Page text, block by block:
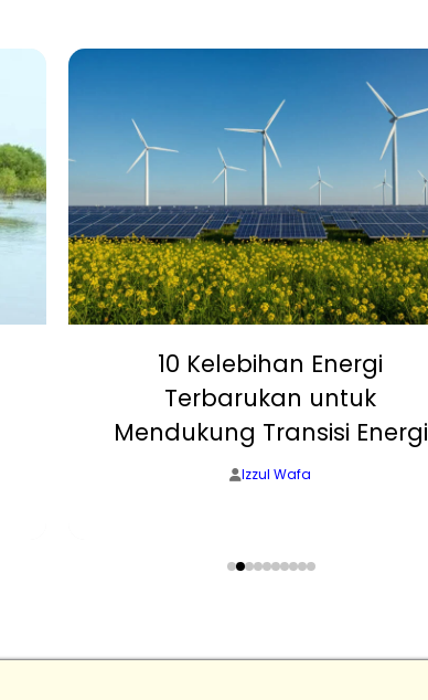
10 Kelebihan Energi
Terbarukan untuk
Mendukung Transisi Energi
Izzul Wafa